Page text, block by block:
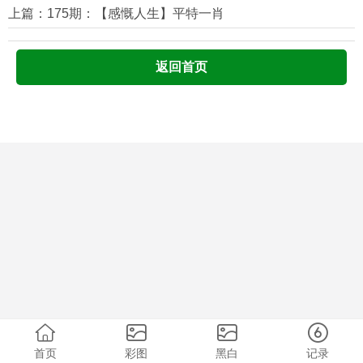
上篇：175期：【感慨人生】平特一肖
返回首页
首页 彩图 黑白 记录